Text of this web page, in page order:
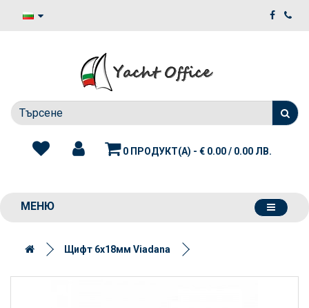
0 ПРОДУКТ(А) - € 0.00 / 0.00 ЛВ.
МЕНЮ
Щифт 6х18мм Viadana